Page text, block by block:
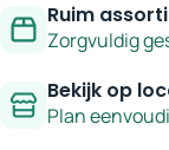
Ruim
Zorgvuldig
Bekijk op
Plan